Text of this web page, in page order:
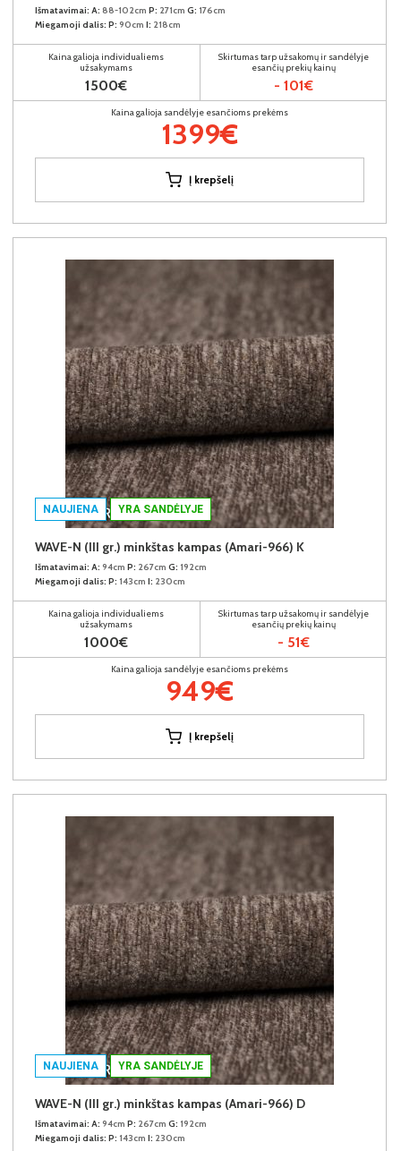
Išmatavimai: A: 88-102cm P: 271cm G: 176cm
Miegamoji dalis: P: 90cm I: 218cm
Kaina galioja individualiems
užsakymams
1500€
Skirtumas tarp užsakomų ir sandėlyje
esančių prekių kainų
- 101€
Kaina galioja sandėlyje esančioms prekėms
1399€
Į krepšelį
NAUJIENA YRA SANDĖLYJE
WAVE-N (III gr.) minkštas kampas (Amari-966) K
Išmatavimai: A: 94cm P: 267cm G: 192cm
Miegamoji dalis: P: 143cm I: 230cm
Kaina galioja individualiems
užsakymams
1000€
Skirtumas tarp užsakomų ir sandėlyje
esančių prekių kainų
- 51€
Kaina galioja sandėlyje esančioms prekėms
949€
Į krepšelį
NAUJIENA YRA SANDĖLYJE
WAVE-N (III gr.) minkštas kampas (Amari-966) D
Išmatavimai: A: 94cm P: 267cm G: 192cm
Miegamoji dalis: P: 143cm I: 230cm